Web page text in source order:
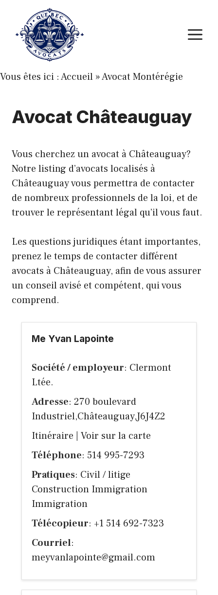
contenu
Vous êtes ici :Accueil »Avocat Montérégie
Avocat Châteauguay
Vous cherchez un avocat à Châteauguay?
Notre listing d’avocats localisés à
Châteauguay vous permettra de contacter
de nombreux professionnels de la loi, et de
trouver le représentant légal qu’il vous faut.
Les questions juridiques étant importantes,
prenez le temps de contacter différent
avocats à Châteauguay, afin de vous assurer
un conseil avisé et compétent, qui vous
comprend.
Me Yvan Lapointe
Société / employeur: Clermont
Ltée.
Adresse: 270 boulevard
Industriel,Châteauguay,J6J4Z2
Itinéraire
Voir sur la carte
Téléphone: 514 995-7293
Pratiques: Civil / litige
Construction Immigration
Immigration
Télécopieur: +1 514 692-7323
Courriel:
meyvanlapointe@gmail.com